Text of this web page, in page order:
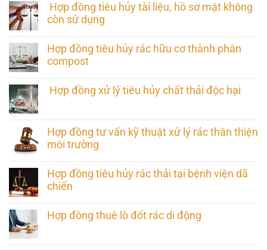
Hợp đồng tiêu hủy tài liệu, hồ sơ mật không
còn sử dụng
Hợp đồng tiêu hủy rác hữu cơ thành phân
compost
Hợp đồng xử lý tiêu hủy chất thải độc hại
Hợp đồng tư vấn kỹ thuật xử lý rác thân thiện
môi trường
Hợp đồng tiêu hủy rác thải tại bệnh viện dã
chiến
Hợp đồng thuê lò đốt rác di động